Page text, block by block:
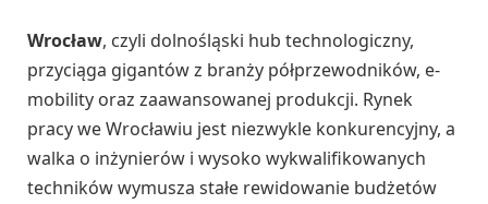
Wrocław, czyli dolnośląski hub technologiczny,
przyciąga gigantów z branży półprzewodników, e-
mobility oraz zaawansowanej produkcji. Rynek
pracy we Wrocławiu jest niezwykle konkurencyjny, a
walka o inżynierów i wysoko wykwalifikowanych
techników wymusza stałe rewidowanie budżetów